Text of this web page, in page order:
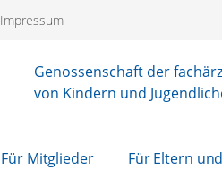
Impressum
Genossenschaft der
von Kindern und
Für Mitglieder Für Eltern